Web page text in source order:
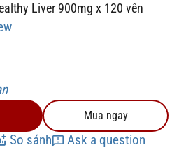
Liver 900mg x 120 vên
Mua ngay
So sánh Ask a question